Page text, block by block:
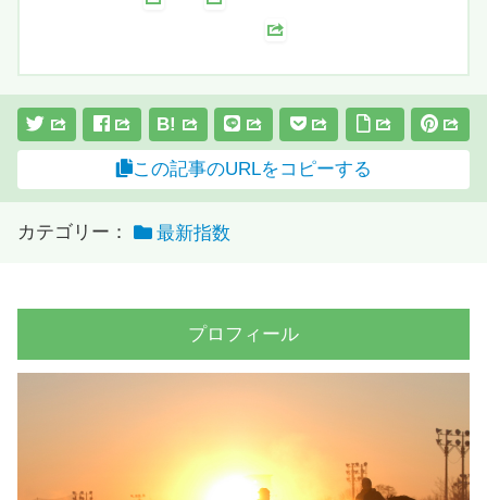
B!
この記事のURLをコピーする
カテゴリー： 最新指数
プロフィール